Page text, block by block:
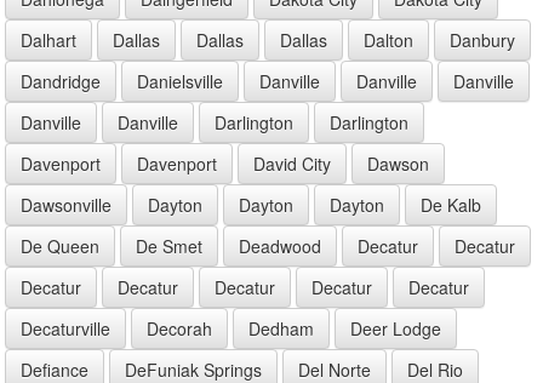
Dalhart
Dallas Dallas Dallas Dalton
Danbury
Dandridge
Danielsville Danville Danville
Danville
Danville
Danville Darlington
Darlington
Davenport
Davenport David City
Dawson
Dawsonville
Dayton Dayton Dayton
De Kalb
De Queen
De Smet Deadwood Decatur
Decatur
Decatur
Decatur Decatur Decatur
Decatur
Decaturville
Decorah Dedham
Deer Lodge
Defiance
DeFuniak Springs Del Norte
Del Rio